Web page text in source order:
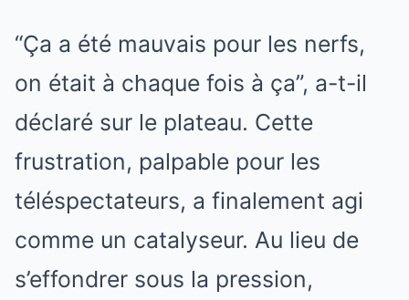
“Ça a été mauvais pour les nerfs,
on était à chaque fois à ça”, a-t-il
déclaré sur le plateau. Cette
frustration, palpable pour les
téléspectateurs, a finalement agi
comme un catalyseur. Au lieu de
s’effondrer sous la pression,